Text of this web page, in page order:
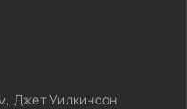
Джет Уилкинсон